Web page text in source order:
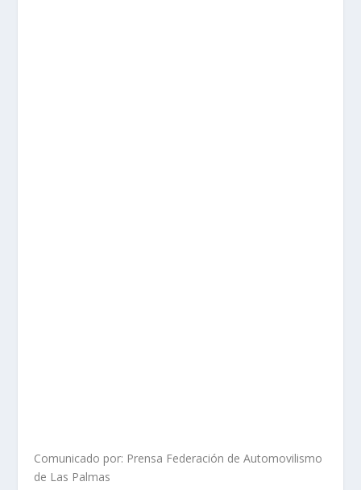
Comunicado por: Prensa Federación de Automovilismo
de Las Palmas